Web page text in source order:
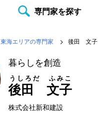
専門家を探す
東海エリアの専門家 後田 文子
暮らしを創造
後田 文子
うしろだ ふみこ
株式会社新和建設